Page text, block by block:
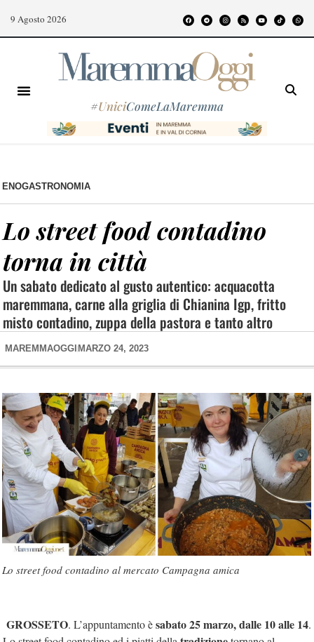
9 Agosto 2026
#UniciComeLaMaremma
ENOGASTRONOMIA
Lo street food contadino
torna in città
Un sabato dedicato al gusto autentico: acquacotta
maremmana, carne alla griglia di Chianina Igp, fritto
misto contadino, zuppa della pastora e tanto altro
MAREMMAOGGI MARZO 24, 2023
Lo street food contadino al mercato Campagna amica
GROSSETO. L’appuntamento èsabato 25 marzo, dalle 10 alle 14.